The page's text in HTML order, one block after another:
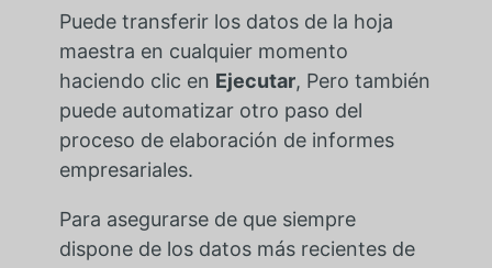
Puede transferir los datos de la hoja
maestra en cualquier momento
haciendo clic en Ejecutar, Pero también
puede automatizar otro paso del
proceso de elaboración de informes
empresariales.
Para asegurarse de que siempre
dispone de los datos más recientes de